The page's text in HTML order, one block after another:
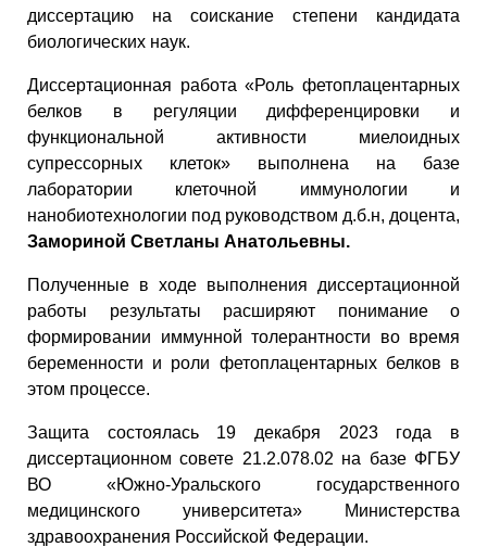
диссертацию на соискание степени кандидата
биологических наук.
Диссертационная работа «Роль фетоплацентарных
белков в регуляции дифференцировки и
функциональной активности миелоидных
супрессорных клеток» выполнена на базе
лаборатории клеточной иммунологии и
нанобиотехнологии под руководством д.б.н, доцента,
Замориной Светланы Анатольевны.
Полученные в ходе выполнения диссертационной
работы результаты расширяют понимание о
формировании иммунной толерантности во время
беременности и роли фетоплацентарных белков в
этом процессе.
Защита состоялась 19 декабря 2023 года в
диссертационном совете 21.2.078.02 на базе ФГБУ
ВО «Южно-Уральского государственного
медицинского университета» Министерства
здравоохранения Российской Федерации.